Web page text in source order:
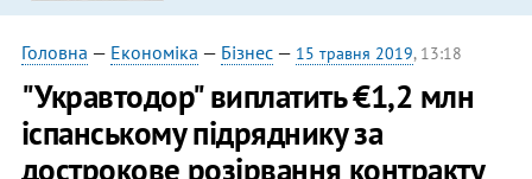
Головна — Економіка — Бізнес— 15 травня 2019, 13:18
"Укравтодор" виплатить €1,2 млн
іспанському підряднику за
дострокове розірвання контракту